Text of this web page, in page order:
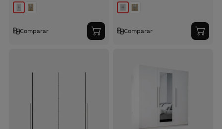
Comparar
Adicionar
ao
Comparar
ao